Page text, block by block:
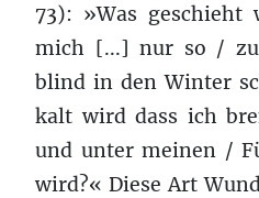
73): »Was
mich [...] nur so /
blind in den Winter
kalt wird dass ich
und unter meinen /
wird?« Diese Art